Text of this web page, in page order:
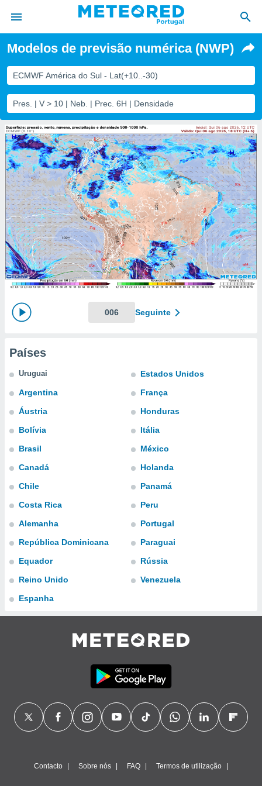
foi
para
as
fornecidas
a este
das
e
forma
digital
recolhidas
ou
permite-
a nossa
de alta
botão
ao
a
ou
o
como
lhe
e
com
nossa
e
CONFIGURAÇÕES
Modelos de previsão numérica (NWP)
ECMWF América do Sul - Lat(+10..-30)
Pres. | V > 10 | Neb. | Prec. 6H | Densidade
006 Seguinte
Países
Uruguai
Argentina
Áustria
Bolívia
Brasil
Canadá
Chile
Costa Rica
Alemanha
República Dominicana
Equador
Reino Unido
Espanha
Estados Unidos
França
Honduras
Itália
México
Holanda
Panamá
Peru
Portugal
Paraguai
Rússia
Venezuela
Contacto Sobre nós FAQ Termos de utilização